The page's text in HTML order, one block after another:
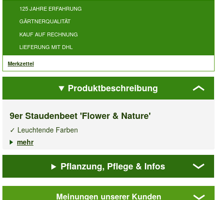
125 JAHRE ERFAHRUNG
GÄRTNERQUALITÄT
KAUF AUF RECHNUNG
LIEFERUNG MIT DHL
Merkzettel
Produktbeschreibung
9er Staudenbeet 'Flower & Nature'
✓ Leuchtende Farben
✓ Ausgewogene Wuchshöhen & Blütezeiten
Staudenbeet Flower & Naturebietet Ihnen ein
Blütenmeer, das das ganze Gartenjahr über begeistert! Das
Beet betört mit einer harmonischen Mischung aus zierlichen
Bodendeckern, filigranen Blütenwolken und attraktivem
mehr
Pflanzung, Pflege & Infos
Meinungen unserer Kunden